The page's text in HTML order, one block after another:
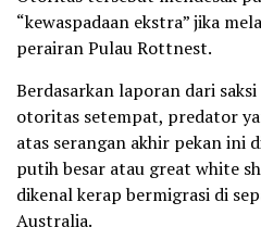
“kewaspadaan ekstra” jika
perairan Pulau Rottnest.
Berdasarkan laporan dari
otoritas setempat, predator
atas serangan akhir pekan ini
putih besar atau great white
dikenal kerap bermigrasi di
Australia.